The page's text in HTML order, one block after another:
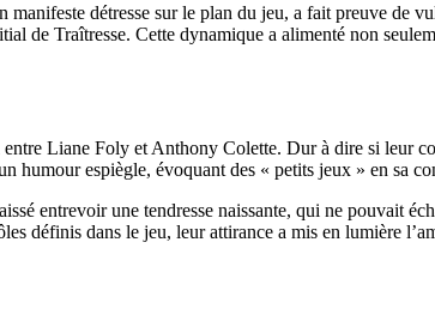
manifeste détresse sur le plan du jeu, a fait preuve de
de Traîtresse. Cette dynamique a alimenté non
entre Liane Foly et Anthony Colette. Dur à dire si leur
humour espiègle, évoquant des « petits jeux » en sa
entrevoir une tendresse naissante, qui ne pouvait
définis dans le jeu, leur attirance a mis en lumière